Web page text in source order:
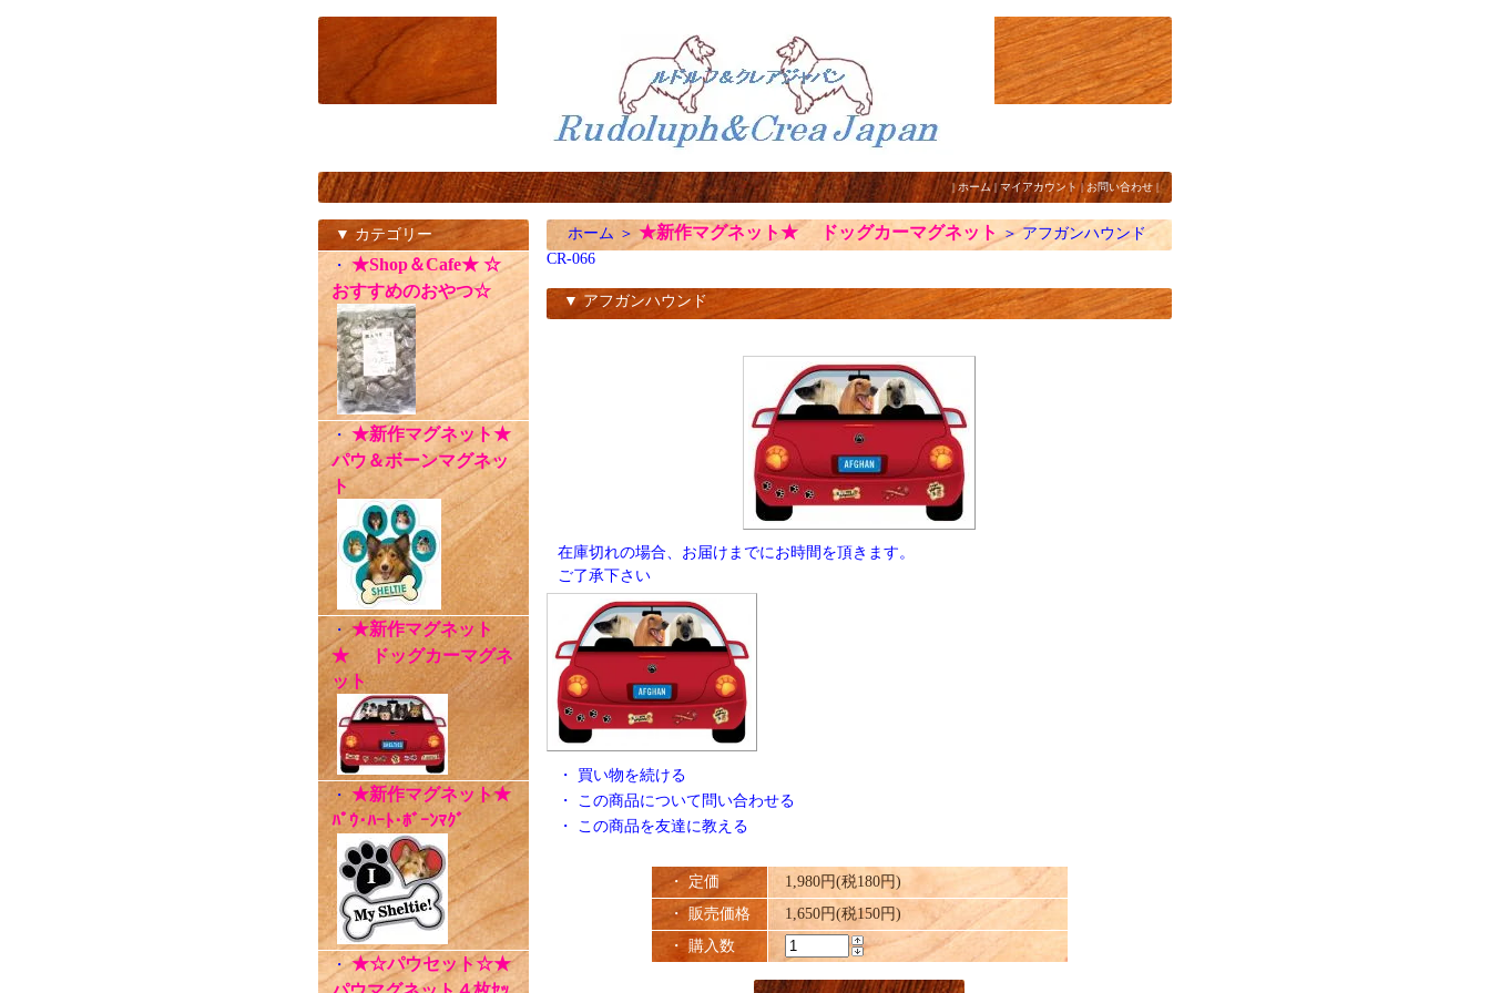
|ホーム|マイアカウント | お問い合わせ |
▼ カテゴリー
・ ★Shop＆Cafe★ ☆
おすすめのおやつ☆
・ ★新作マグネット★
パウ＆ボーンマグネッ
ト
・★新作マグネット
★ ドッグカーマグネ
ット
・ ★新作マグネット★
ﾊﾟｳ･ﾊｰﾄ･ﾎﾞｰﾝﾏｸﾞ
・★☆パウセット☆★
ホーム ＞★新作マグネット★ ドッグカーマグネット＞アフガンハウンド
CR-066
▼ アフガンハウンド
在庫切れの場合、お届けまでにお時間を頂きます。
ご了承下さい
・ 買い物を続ける
・
この商品について問い合わせる
・
この商品を友達に教える
・ 定価
1,980円(税180円)
・ 販売価格
1,650円(税150円)
・ 購入数